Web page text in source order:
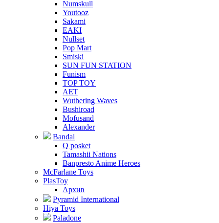
Numskull
Youtooz
Sakami
EAKI
Nullset
Pop Mart
Smiski
SUN FUN STATION
Funism
TOP TOY
AET
Wuthering Waves
Bushiroad
Mofusand
Alexander
Bandai
Q posket
Tamashii Nations
Banpresto Anime Heroes
McFarlane Toys
PlasToy
Архив
Pyramid International
Hiya Toys
Paladone